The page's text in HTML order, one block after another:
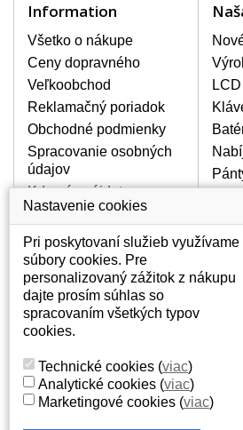
poškodenie napr.
poškrábanie. Ďalej zvislé
displej, preblikávanie alebo
jas.
LCD
KVALITY !
Skladom držíme len
spĺňajú vysokú kvalitu
pixelov a to po celú dobu
AKO ZISTÍTE AKÝ
DISPLEJ PRE SVOJ
Displej je možné dohľadať
notebooku, ktorý je
strane notebooku na
batériou. Býva tiež
rámčeku alebo pri
že máte displej
to vďaka modelovému
displeja, ktoré sa nachádza
EAN kóde.
Information
Všetko o nákupe
Ceny dopravného
Veľkoobchod
Reklamačný poriadok
Obchodné podmienky
Spracovanie osobných
údajov
Kde nás nájdete
Váš účet
Váš účet
Osobné informácie
Adresy
Nastavenie cookies
Pri poskytovaní služieb využívame
súbory cookies. Pre
personalizovaný zážitok z nákupu
dajte prosím súhlas so
spracovaním všetkých typov
cookies.
Technické cookies (viac)
Analytické cookies (viac)
Marketingové cookies (viac)